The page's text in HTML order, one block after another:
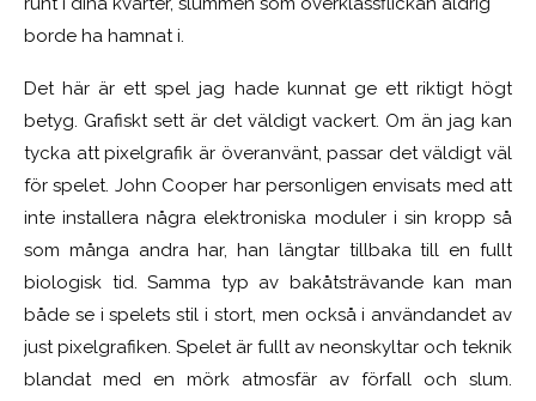
borde ha hamnat i.
Det här är ett spel jag hade kunnat ge ett riktigt högt
betyg. Grafiskt sett är det väldigt vackert. Om än jag kan
tycka att pixelgrafik är överanvänt, passar det väldigt väl
för spelet. John Cooper har personligen envisats med att
inte installera några elektroniska moduler i sin kropp så
som många andra har, han längtar tillbaka till en fullt
biologisk tid. Samma typ av bakåtsträvande kan man
både se i spelets stil i stort, men också i användandet av
just pixelgrafiken. Spelet är fullt av neonskyltar och teknik
blandat med en mörk atmosfär av förfall och slum.